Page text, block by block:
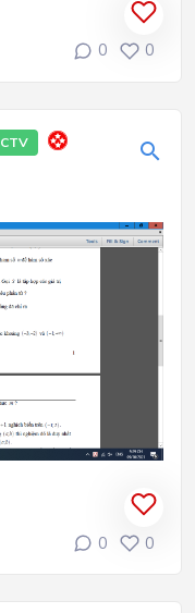
0 0
CTV
0 0